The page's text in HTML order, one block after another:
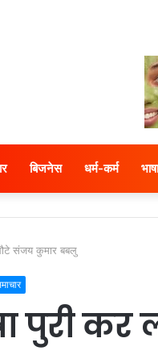
बिजनेस धर्म-कर्म
संजय कुमार बबलु
पुरी